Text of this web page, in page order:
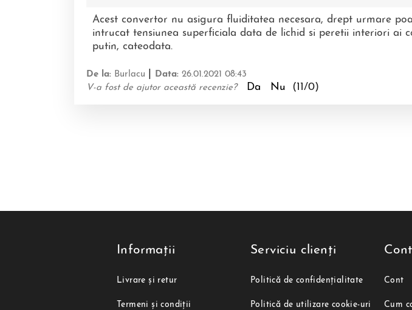
Acest convertor nu asigura fluiditatea necesara, drept urmare
intrucat tensiunea superficiala data de lichid si peretii interiori
putin, cateodata.
De la: Burlacu Data: 26.01.2021 08:43
V-a fost de ajutor această recenzie?
Da Nu (11 /0)
Informații
Livrare și retur
Termeni și condiții
Serviciu clienți
Politică de confidențialitate
Politică de utilizare cookie-uri
Cont
Cum